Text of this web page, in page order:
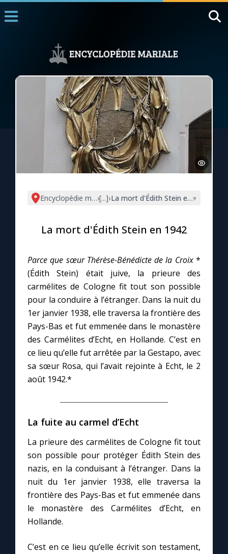
1000 Raisons de Croire
L'actualité de la semaine
La chaîne Youtube
La newsletter
La vidéo de la semaine
Le magazine
Le site internet
Questions-réponses
Prier au quotidien
L'Évangile chaque jour
Les premiers samedis du mois
Marie qui défait les nœuds
Me consacrer à Jésus par Marie
Mes intentions de prière
Encyclopédie mariale
›[...]›La mort d'Édith Stein en 1942
▾
La mort d'Édith Stein en 1942
Parce que sœur Thérèse-Bénédicte de la Croix*
(Édith Stein) était juive, la prieure des
carmélites de Cologne fit tout son possible
pour la conduire à l’étranger. Dans la nuit du
1er janvier 1938, elle traversa la frontière des
Pays-Bas et fut emmenée dans le monastère
des Carmélites d’Echt, en Hollande. C’est en
ce lieu qu’elle fut arrêtée par la Gestapo, avec
sa sœur Rosa, qui l’avait rejointe à Echt, le 2
août 1942.*
La fuite au carmel d’Echt
La prieure des carmélites de Cologne fit tout
son possible pour protéger Édith Stein des
nazis, en la conduisant à l’étranger. Dans la
nuit du 1er janvier 1938, elle traversa la
frontière des Pays-Bas et fut emmenée dans
le monastère des Carmélites d’Echt, en
Hollande.
C’est en ce lieu qu’elle écrivit son testament,